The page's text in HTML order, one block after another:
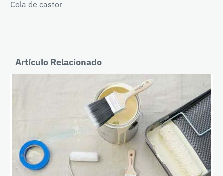
Cola de castor
Artículo Relacionado